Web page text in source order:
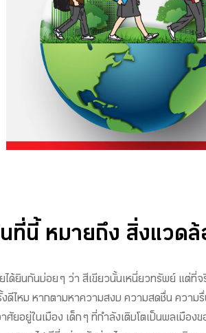
นที่นี้ หมายถึง สิ่งแวด
ยได้ยินกันบ่อย ๆ ว่า สีเขียวนั้นเหนี่ยวทรัพย์ แ
ดีไหม หากตามหาความสงบ ความสดชื่น ความ
ยอยู่ในเมือง เด็ก ๆ ที่กำลังเติบโตเป็นพลเมือ